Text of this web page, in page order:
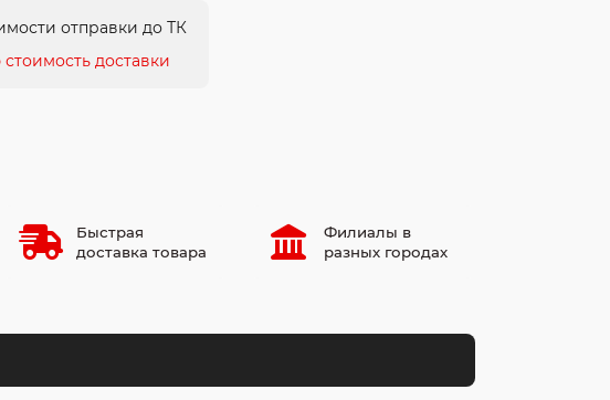
отправки до ТК
доставки
Быстрая
доставка товара
Филиалы в
разных городах